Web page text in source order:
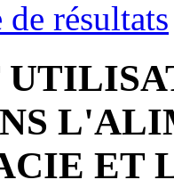
résultats
ET